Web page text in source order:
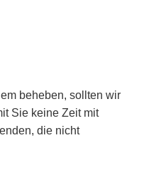
beheben, sollten wir
Sie keine Zeit mit
die nicht